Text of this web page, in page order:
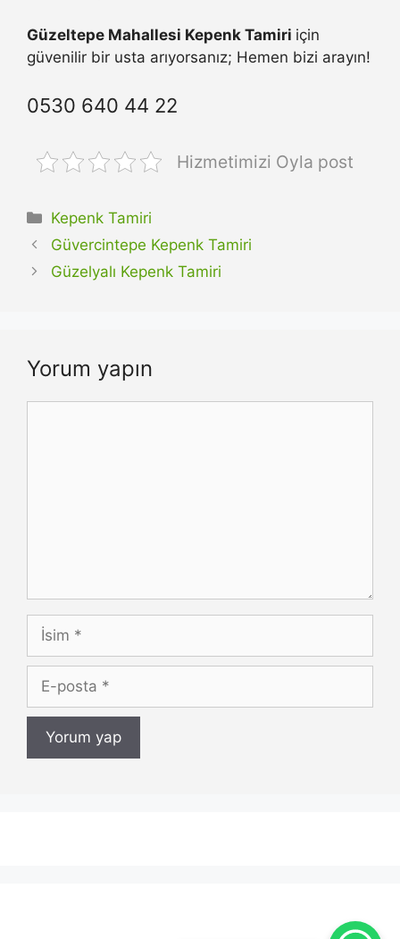
Güzeltepe Mahallesi Kepenk Tamiri için
güvenilir bir usta arıyorsanız; Hemen bizi arayın!
0530 640 44 22
Hizmetimizi Oyla post
Kategoriler
Kepenk Tamiri
Güvercintepe Kepenk Tamiri
Güzelyalı Kepenk Tamiri
Yorum yapın
İsim
posta